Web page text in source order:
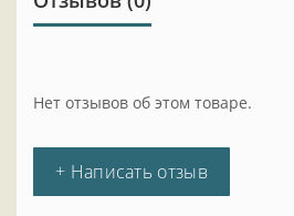
Нет отзывов об этом товаре.
+ Написать отзыв